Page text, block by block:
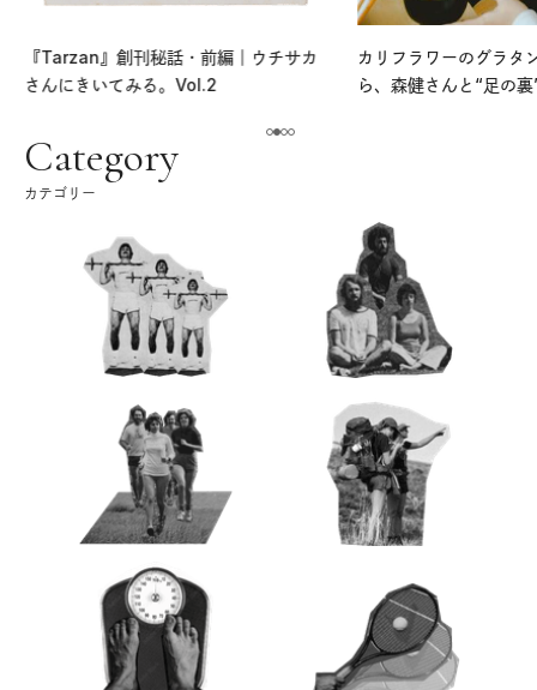
『Tarzan』創刊秘話・前編｜ウチサカ
さんにきいてみる。Vol.2
カリフラワーのグラタ
ら、森健さんと“足の
Category
カテゴリー